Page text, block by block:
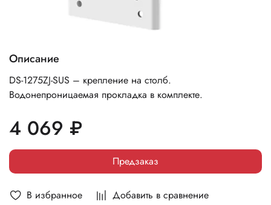
В избранное Добавить в сравнение
Описание
DS-1275ZJ-SUS – крепление на столб.
Водонепроницаемая прокладка в комплекте.
4 069 ₽
Предзаказ